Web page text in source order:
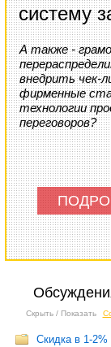
систему
А также -
внедрить чек-
фирменные
технологии
переговоров?
Скрыть / Показать
Скидка в 1-2%